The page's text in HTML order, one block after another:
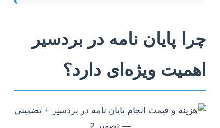
چرا پایان نامه در بردسیر
اهمیت ویژه‌ای دارد؟